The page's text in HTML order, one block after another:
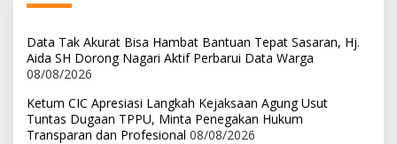
Data Tak Akurat Bisa Hambat Bantuan Tepat Sasaran, Hj.
Aida SH Dorong Nagari Aktif Perbarui Data Warga
08/08/2026
Ketum CIC Apresiasi Langkah Kejaksaan Agung Usut
Tuntas Dugaan TPPU, Minta Penegakan Hukum
Transparan dan Profesional 08/08/2026